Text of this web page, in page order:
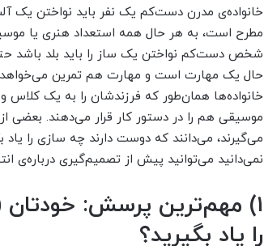
خانواده‌ی مدرن دست‌کم یک نفر باید نواختن یک
مطرح است، به هر حال همه استعداد هنری یا
شخص دست‌کم نواختن یک ساز را باید بلد باشد
حال یک مهارت است و مهارت هم تمرین
خانواده‌ها همان‌طور که فرزندشان را به یک
موسیقی هم را در دستور کار قرار می‌دهند. بعضی
می‌گیرند، می‌دانند که دوست دارند چه سازی را
نمی‌دانید می‌توانید پیش از تصمیم‌گیری درباره‌ی
۱) مهم‌ترین پرسش: خودتان
را یاد بگیرید؟